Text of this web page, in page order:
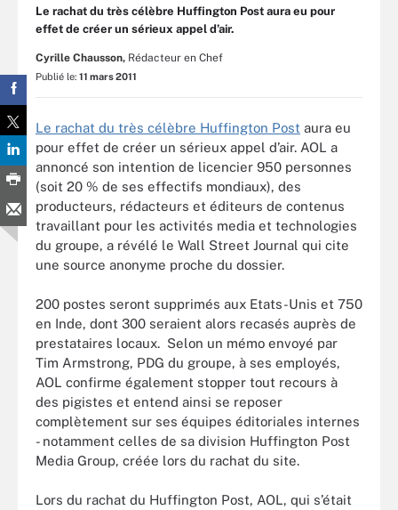
Le rachat du très célèbre Huffington Post aura eu pour
effet de créer un sérieux appel d’air.
Cyrille Chausson, Rédacteur en Chef
Publié le: 11 mars 2011
Le rachat du très célèbre Huffington Post aura eu
pour effet de créer un sérieux appel d’air. AOL a
annoncé son intention de licencier 950 personnes
(soit 20 % de ses effectifs mondiaux), des
producteurs, rédacteurs et éditeurs de contenus
travaillant pour les activités media et technologies
du groupe, a révélé le Wall Street Journal qui cite
une source anonyme proche du dossier.
200 postes seront supprimés aux Etats-Unis et 750
en Inde, dont 300 seraient alors recasés auprès de
prestataires locaux. Selon un mémo envoyé par
Tim Armstrong, PDG du groupe, à ses employés,
AOL confirme également stopper tout recours à
des pigistes et entend ainsi se reposer
complètement sur ses équipes éditoriales internes
- notamment celles de sa division Huffington Post
Media Group, créée lors du rachat du site.
Lors du rachat du Huffington Post, AOL, qui s’était